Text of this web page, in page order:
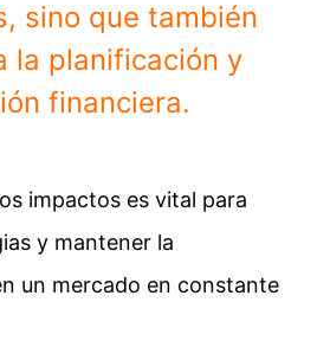
sino que también
la planificación y
financiera.
impactos es vital para
y mantener la
un mercado en constante